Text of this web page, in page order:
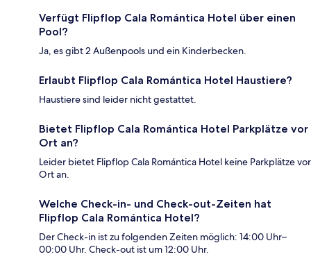
Verfügt Flipflop Cala Romántica Hotel über einen
Pool?
Ja, es gibt 2 Außenpools und ein Kinderbecken.
Erlaubt Flipflop Cala Romántica Hotel Haustiere?
Haustiere sind leider nicht gestattet.
Bietet Flipflop Cala Romántica Hotel Parkplätze vor
Ort an?
Leider bietet Flipflop Cala Romántica Hotel keine Parkplätze vor
Ort an.
Welche Check-in- und Check-out-Zeiten hat
Flipflop Cala Romántica Hotel?
Der Check-in ist zu folgenden Zeiten möglich: 14:00 Uhr–
00:00 Uhr. Check-out ist um 12:00 Uhr.